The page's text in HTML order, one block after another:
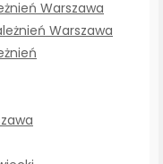
Warszawa
Warszawa